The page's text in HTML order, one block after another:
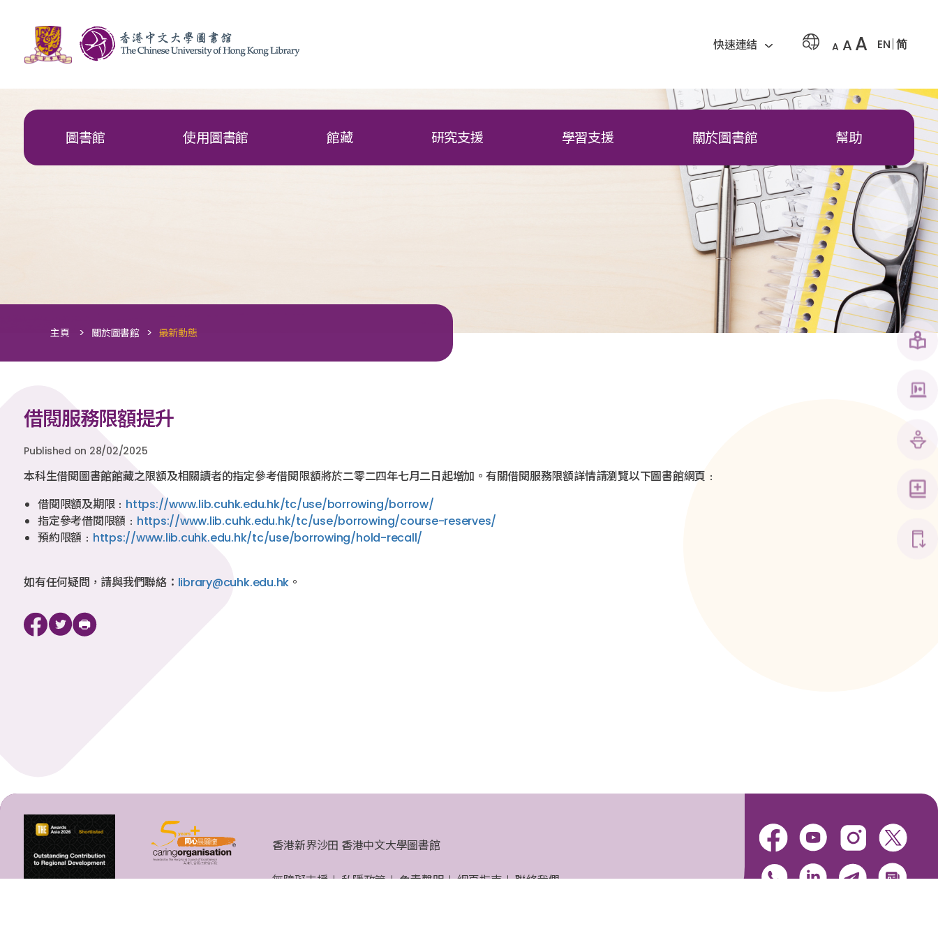
快速連結 A A A EN 简
圖書館 使用圖書館 館藏 研究支援 學習支援 關於圖書館 幫助
主頁 > 關於圖書館 > 最新動態
借閱服務限額提升
Published on 28/02/2025
本科生借閱圖書館館藏之限額及相關讀者的指定參考借閱限額將於二零二四年七月二日起增加。有關借閱服務限額詳情請瀏覽以下圖書館網頁﹕
借閱限額及期限﹕ https://www.lib.cuhk.edu.hk/tc/use/borrowing/borrow/
指定參考借閱限額﹕ https://www.lib.cuhk.edu.hk/tc/use/borrowing/course-reserves/
預約限額﹕ https://www.lib.cuhk.edu.hk/tc/use/borrowing/hold-recall/
如有任何疑問，請與我們聯絡： library@cuhk.edu.hk 。
香港新界沙田 香港中文大學圖書館
無障礙支援 私隱政策 免責聲明 網頁指南
聯絡我們